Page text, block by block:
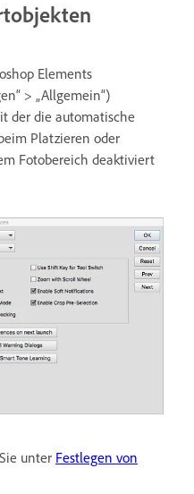
Elements
> „Allgemein“)
der die automatische
Platzieren oder
Fotobereich deaktiviert
unter Festlegen von